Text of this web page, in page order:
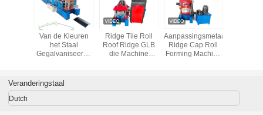
min
Van de Kleuren
het Staal
Gegalvaniseerde
Machine van
PPGI PPGL
Knipsel
Ridge Tile Roll
Roof Ridge GLB
die Machine
Aanpassingsmetaal
Ridge Cap Roll
Forming Machine
Machine
Veranderingstaal
Dutch